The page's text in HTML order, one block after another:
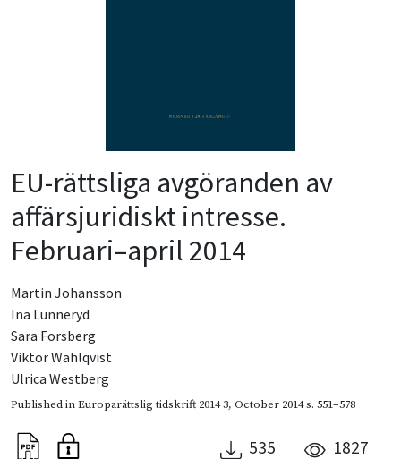
EU-rättsliga avgöranden av
affärsjuridiskt intresse.
Februari–april 2014
Martin Johansson
Ina Lunneryd
Sara Forsberg
Viktor Wahlqvist
Ulrica Westberg
Published inEuroparättslig tidskrift 2014 3, October 2014s. 551–578
535 1827